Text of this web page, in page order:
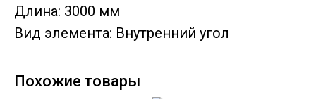
Длина: 3000 мм
Вид элемента: Внутренний угол
Похожие товары